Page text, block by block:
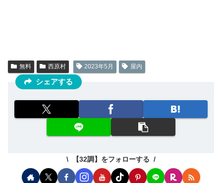
無料 西原村 2023年5月 屋内
シェアする
【32調】をフォローする